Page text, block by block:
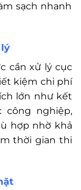
sạch nhanh
cần xử lý cục
kiệm chi phí
lớn như kết
công nghiệp,
hợp nhờ khả
thời gian thi